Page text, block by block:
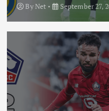
ByNet September 27,